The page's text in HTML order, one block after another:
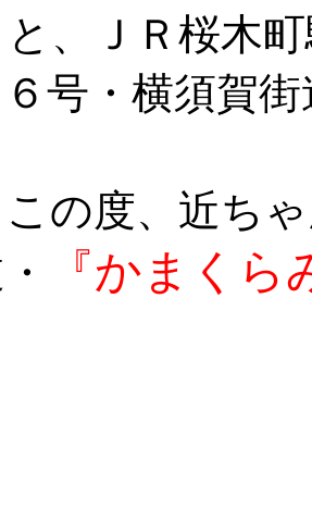
、ＪＲ桜木
号・横須賀
の度、近ち
『かまくら